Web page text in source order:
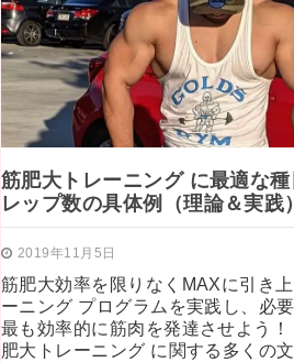
筋肥大トレーニング に最適な
レップ数の具体例（理論＆実践）
2019年11月5日
筋肥大効率を限りなくMAXに引き
ーニング プログラムを実践し、必
最も効率的に筋肉を発達させよう
肥大トレーニング に関する多くの